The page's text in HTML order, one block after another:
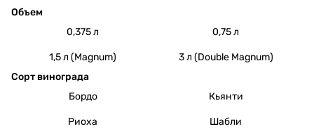
Объем
0,375 л
0,75 л
1,5 л (Magnum)
3 л (Double Magnum)
Сорт винограда
Бордо
Кьянти
Риоха Шабли